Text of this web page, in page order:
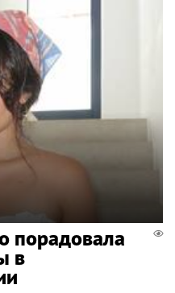
порадовала
в